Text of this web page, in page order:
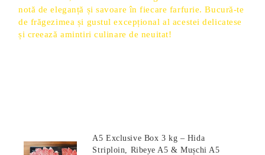
notă de eleganță și savoare în fiecare farfurie. Bucură-te
de frăgezimea și gustul excepțional al acestei delicatese
și creează amintiri culinare de neuitat!
A5 Exclusive Box 3 kg – Hida
Striploin, Ribeye A5 & Mușchi A5